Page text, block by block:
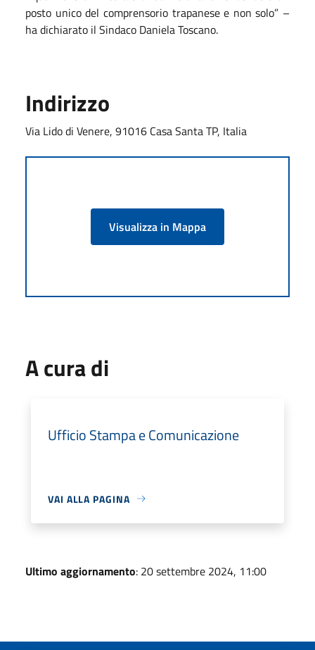
posto unico del comprensorio trapanese e non solo” –
ha dichiarato il Sindaco Daniela Toscano.
Indirizzo
Via Lido di Venere, 91016 Casa Santa TP, Italia
Visualizza in Mappa
A cura di
Ufficio Stampa e Comunicazione
VAI ALLA PAGINA
Ultimo aggiornamento: 20 settembre 2024, 11:00